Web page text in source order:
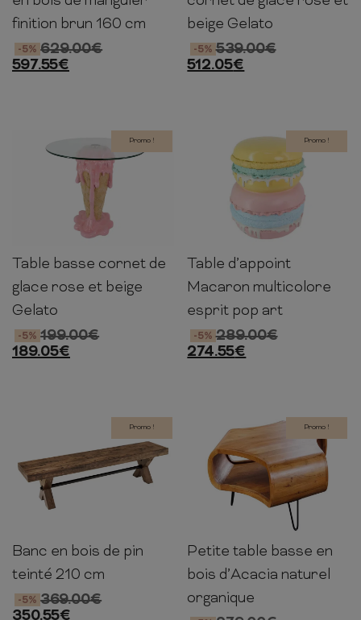
finition brun 160 cm
629.00€
-5%
597.55€
beige Gelato
539.00€
-5%
512.05€
Promo !
49cm 48cm 48cm
Table basse cornet de
glace rose et beige
Gelato
199.00€
-5%
189.05€
Promo !
49cm 44cm
Table d’appoint
Macaron multicolore
esprit pop art
289.00€
-5%
274.55€
Promo !
45cm 180cm 40cm
Banc en bois de pin
teinté 210 cm
369.00€
-5%
Promo !
46cm 70cm 70cm
Petite table basse en
bois d’Acacia naturel
organique